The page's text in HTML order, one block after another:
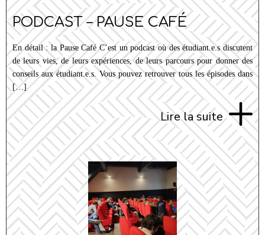
PODCAST – PAUSE CAFÉ
En détail : la Pause Café C’est un podcast où des étudiant.e.s discutent
de leurs vies, de leurs expériences, de leurs parcours pour donner des
conseils aux étudiant.e.s. Vous pouvez retrouver tous les épisodes dans
[…]
Lire la suite